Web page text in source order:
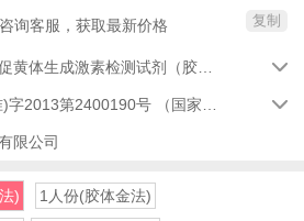
咨询客服，获取最新价格 复制

字2013第2400190号 （国家药品监督管理局） 
限公司
)
1人份(胶体金法)